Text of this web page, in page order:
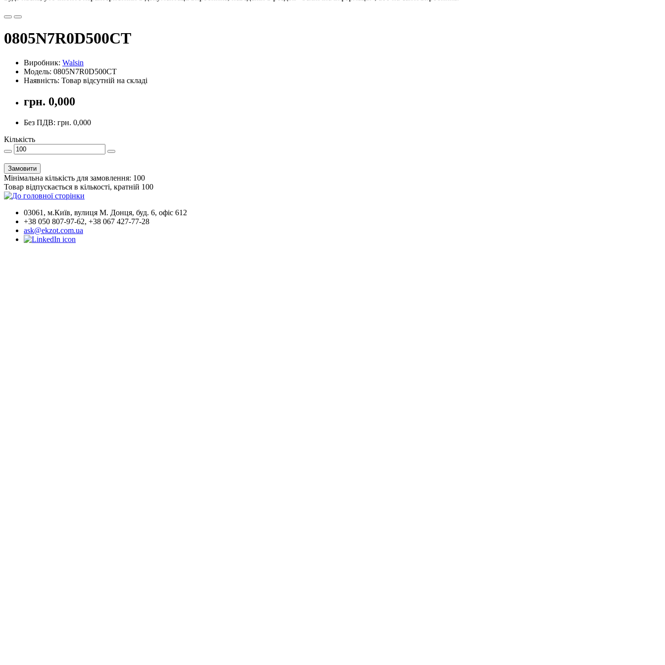
0805N7R0D500CT
Виробник: Walsin
Модель: 0805N7R0D500CT
Наявність: Товар відсутній на складі
грн. 0,000
Без ПДВ: грн. 0,000
Кількість
Замовити
Мінімальна кількість для замовлення: 100
Товар відпускається в кількості, кратній 100
03061, м.Київ, вулиця М. Донця, буд. 6, офіс 612
+38 050 807-97-62, +38 067 427-77-28
ask@ekzot.com.ua